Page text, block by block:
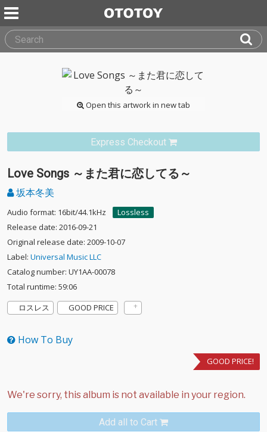
Open this artwork in new tab
Express Checkout
Love Songs ～また君に恋してる～
坂本冬美
Audio format: 16bit/44.1kHz
Lossless
Release date: 2016-09-21
Original release date: 2009-10-07
Label: Universal Music LLC
Catalog number: UY1AA-00078
Total runtime: 59:06
ロスレス
GOOD PRICE
How To Buy
GOOD PRICE!
Add all to Cart